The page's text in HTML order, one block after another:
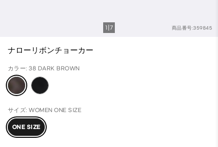
商品番号:359845
1 7
ナローリボンチョーカー
カラー: 38 DARK BROWN
サイズ: WOMEN ONE SIZE
ONE SIZE